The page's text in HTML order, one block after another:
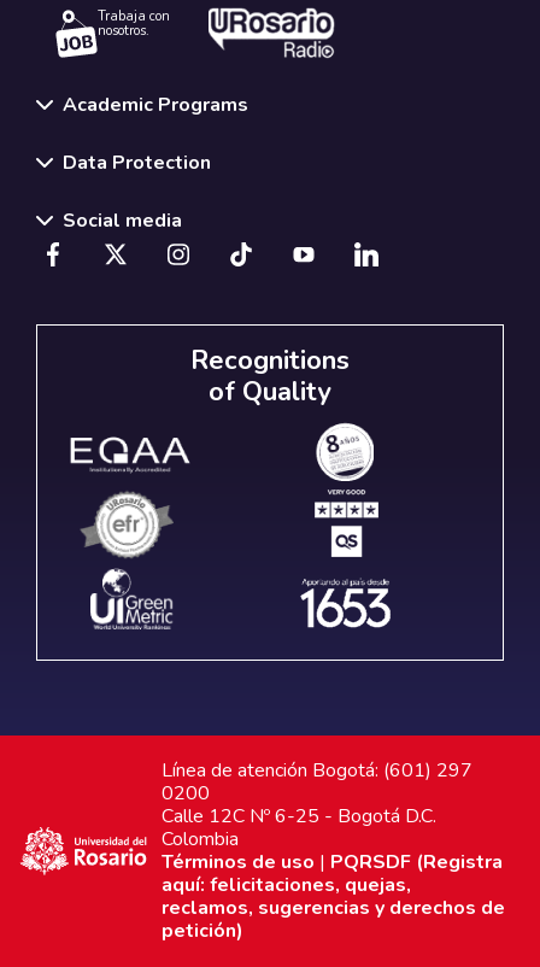
Trabaja con
nosotros.
Academic Programs
Data Protection
Social media
Recognitions
of Quality
Línea de atención Bogotá: (601) 297
0200
Calle 12C Nº 6-25 - Bogotá D.C.
Colombia
Términos de uso | PQRSDF (Registra
aquí: felicitaciones, quejas,
reclamos, sugerencias y derechos de
petición)